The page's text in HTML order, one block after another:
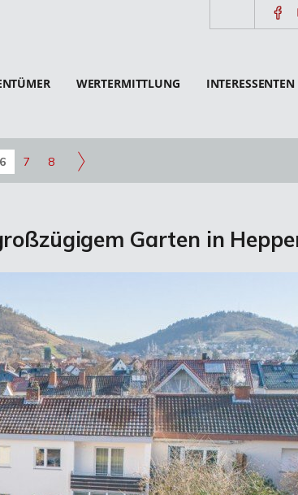
WERTERMITTLUNG INTERESSENTEN
6 7 8
Garten in